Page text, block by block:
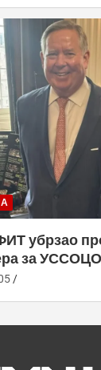
убрзао
за